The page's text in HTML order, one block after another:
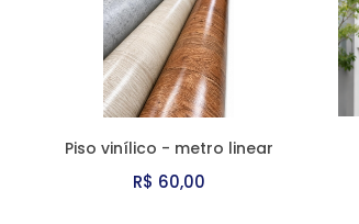
Piso vinílico - metro linear
R$ 60,00